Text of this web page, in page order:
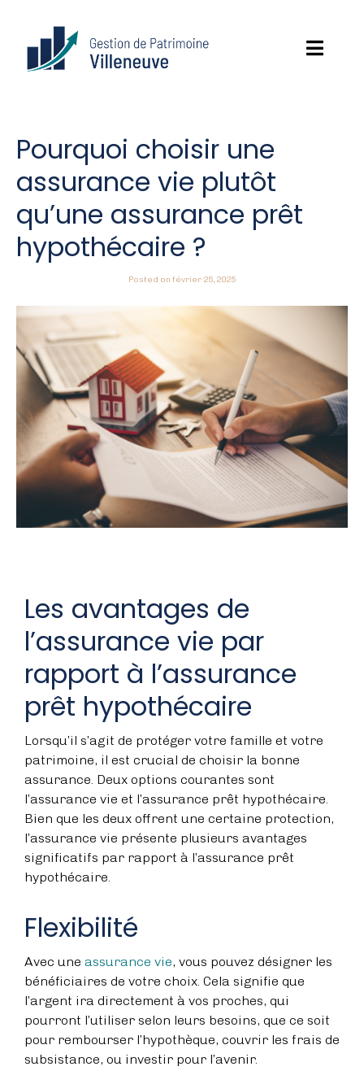
Pourquoi choisir une
assurance vie plutôt
qu’une assurance prêt
hypothécaire ?
Posted on février 25, 2025
Les avantages de
l’assurance vie par
rapport à l’assurance
prêt hypothécaire
Lorsqu’il s’agit de protéger votre famille et votre
patrimoine, il est crucial de choisir la bonne
assurance. Deux options courantes sont
l’assurance vie et l’assurance prêt hypothécaire.
Bien que les deux offrent une certaine protection,
l’assurance vie présente plusieurs avantages
significatifs par rapport à l’assurance prêt
hypothécaire.
Flexibilité
Avec une assurance vie, vous pouvez désigner les
bénéficiaires de votre choix. Cela signifie que
l’argent ira directement à vos proches, qui
pourront l’utiliser selon leurs besoins, que ce soit
pour rembourser l’hypothèque, couvrir les frais de
subsistance, ou investir pour l’avenir.